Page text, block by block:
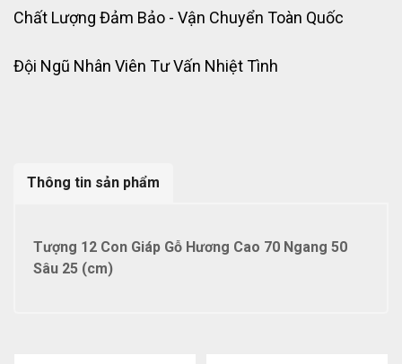
Chất Lượng Đảm Bảo - Vận Chuyển Toàn Quốc
Đội Ngũ Nhân Viên Tư Vấn Nhiệt Tình
Thông tin sản phẩm
Tượng 12 Con Giáp Gỗ Hương Cao 70 Ngang 50
Sâu 25 (cm)